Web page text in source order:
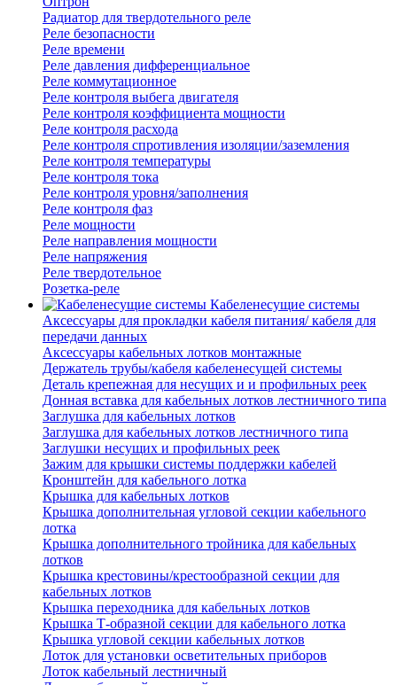
Радиатор для твердотельного реле
Реле безопасности
Реле времени
Реле давления дифференциальное
Реле коммутационное
Реле контроля выбега двигателя
Реле контроля коэффициента мощности
Реле контроля расхода
Реле контроля спротивления изоляции/заземления
Реле контроля температуры
Реле контроля тока
Реле контроля уровня/заполнения
Реле контроля фаз
Реле мощности
Реле направления мощности
Реле напряжения
Реле твердотельное
Розетка-реле
Кабеленесущие системы
Аксессуары для прокладки кабеля питания/ кабеля для
передачи данных
Аксессуары кабельных лотков монтажные
Держатель трубы/кабеля кабеленесущей системы
Деталь крепежная для несущих и и профильных реек
Донная вставка для кабельных лотков лестничного типа
Заглушка для кабельных лотков
Заглушка для кабельных лотков лестничного типа
Заглушки несущих и профильных реек
Зажим для крышки системы поддержки кабелей
Кронштейн для кабельного лотка
Крышка для кабельных лотков
Крышка дополнительная угловой секции кабельного
лотка
Крышка дополнительного тройника для кабельных
лотков
Крышка крестовины/крестообразной секции для
кабельных лотков
Крышка переходника для кабельных лотков
Крышка Т-образной секции для кабельного лотка
Крышка угловой секции кабельных лотков
Лоток для установки осветительных приборов
Лоток кабельный лестничный